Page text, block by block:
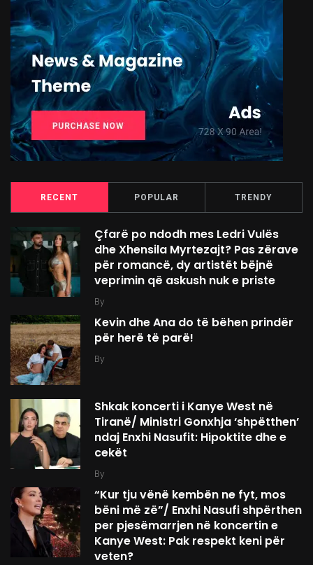
RECENT POPULAR TRENDY
Çfarë po ndodh mes Ledri Vulës
dhe Xhensila Myrtezajt? Pas zërave
për romancë, dy artistët bëjnë
veprimin që askush nuk e priste
By
Kevin dhe Ana do të bëhen prindër
për herë të parë!
By
Shkak koncerti i Kanye West në
Tiranë/ Ministri Gonxhja ‘shpëtthen’
ndaj Enxhi Nasufit: Hipoktite dhe e
cekët
By
“Kur tju vënë kembën ne fyt, mos
bëni më zë”/ Enxhi Nasufi shpërthen
per pjesëmarrjen në koncertin e
Kanye West: Pak respekt keni për
veten?